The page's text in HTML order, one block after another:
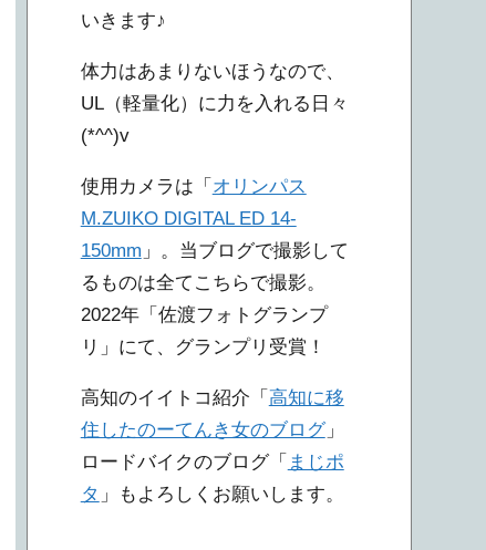
いきます♪
体力はあまりないほうなので、
UL（軽量化）に力を入れる日々
(*^^)v
使用カメラは「 オリンパス
M.ZUIKO DIGITAL ED 14-
150mm 」。当ブログで撮影して
るものは全てこちらで撮影。
2022年「佐渡フォトグランプ
リ」にて、グランプリ受賞！
高知のイイトコ紹介「 高知に移
住したのーてんき女のブログ」
ロードバイクのブログ「 まじポ
タ 」もよろしくお願いします。